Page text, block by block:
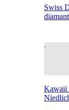
Swiss
Kawaii